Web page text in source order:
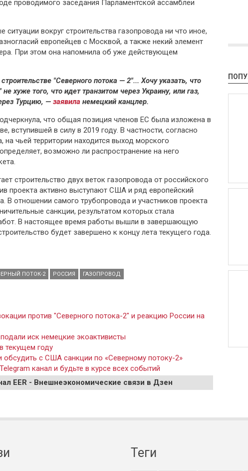
проводимого заседания Парламентской ассамблеи
вокруг строительства газопровода ни что иное,
европейцев с Москвой, а также некий элемент
При этом она напомнила об уже действующем
"Северного потока — 2"... Хочу указать, что
хуже того, что идет транзитом через Украину, или газ,
Турцию, — заявила немецкий канцлер.
что общая позиция членов ЕС была изложена в
вступившей в силу в 2019 году. В частности, согласно
чьей территории находится выход морского
возможно ли распространение на него
строительство двух веток газопровода от российского
проекта активно выступают США и ряд европейский
В отношении самого трубопровода и участников проекта
санкции, результатом которых стала
В настоящее время работы вышли в завершающую
будет завершено к концу лета текущего года.
ПОТОК-2 РОССИЯ ГАЗОПРОВОД
против "Северного потока-2" и реакцию России на
иск немецкие экоактивисты
текущем году
обсудить с США санкции по «Северному потоку-2»
канал и будьте в курсе всех событий
EER - Внешнеэкономические связи в Дзен
Теги